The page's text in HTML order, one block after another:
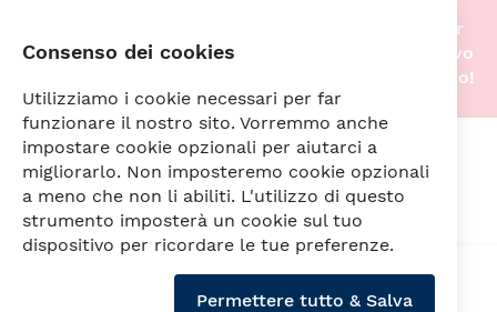
Stiamo traslocando nella nostra nuova sede! Per
questo motivo gli acquisti online saranno di nuovo
attivi non appena tutto sarà pronto. A prestissimo!
Vai
Consenso dei cookies
Utilizziamo i cookie necessari per far
funzionare il nostro sito. Vorremmo anche
impostare cookie opzionali per aiutarci a
migliorarlo. Non imposteremo cookie opzionali
a meno che non li abiliti. L'utilizzo di questo
strumento imposterà un cookie sul tuo
dispositivo per ricordare le tue preferenze.
Permettere tutto & Salva